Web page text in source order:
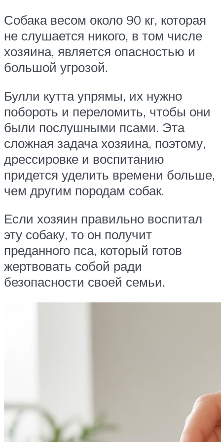
Собака весом около 90 кг, которая
не слушается никого, в том числе
хозяина, является опасностью и
большой угрозой.
Булли кутта упрямы, их нужно
побороть и переломить, чтобы они
были послушными псами. Эта
сложная задача хозяина, поэтому,
дрессировке и воспитанию
придется уделить времени больше,
чем другим породам собак.
Если хозяин правильно воспитал
эту собаку, то он получит
преданного пса, который готов
жертвовать собой ради
безопасности своей семьи.